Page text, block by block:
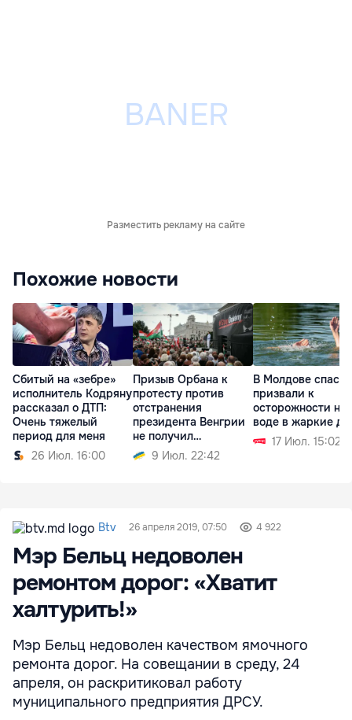
Разместить рекламу на сайте
Похожие новости
Сбитый на «зебре»
исполнитель Кодряну
рассказал о ДТП:
Очень тяжелый
период для меня
26 Июл. 16:00
Призыв Орбана к
протесту против
отстранения
президента Венгрии
не получил
поддержки
9 Июл. 22:42
В Молдове
призвали к
осторожности на
воде в жаркие
17 Июл. 15:02
Btv 26 апреля 2019, 07:50 4 922
Мэр Бельц недоволен
ремонтом дорог: «Хватит
халтурить!»
Мэр Бельц недоволен качеством ямочного
ремонта дорог. На совещании в среду, 24
апреля, он раскритиковал работу
муниципального предприятия ДРСУ.